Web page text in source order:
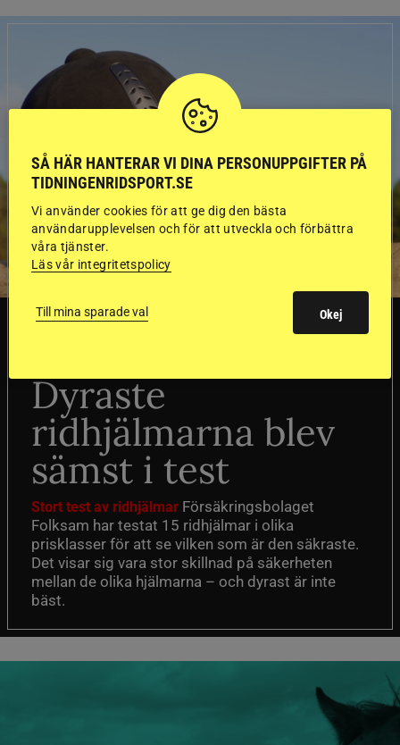
SVERIGE
Dyraste
ridhjälmarna blev
sämst i test
Stort test av ridhjälmar Försäkringsbolaget
Folksam har testat 15 ridhjälmar i olika
prisklasser för att se vilken som är den säkraste.
Det visar sig vara stor skillnad på säkerheten
mellan de olika hjälmarna – och dyrast är inte
bäst.
SÅ HÄR HANTERAR VI DINA PERSONUPPGIFTER PÅ
TIDNINGENRIDSPORT.SE
Vi använder cookies för att ge dig den bästa
användarupplevelsen och för att utveckla och förbättra
våra tjänster.
Läs vår integritetspolicy
Till mina sparade val Okej